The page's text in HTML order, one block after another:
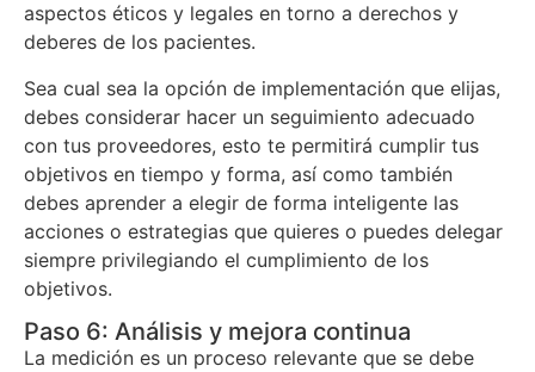
aspectos éticos y legales en torno a derechos y
deberes de los pacientes.
Sea cual sea la opción de implementación que elijas,
debes considerar hacer un seguimiento adecuado
con tus proveedores, esto te permitirá cumplir tus
objetivos en tiempo y forma, así como también
debes aprender a elegir de forma inteligente las
acciones o estrategias que quieres o puedes delegar
siempre privilegiando el cumplimiento de los
objetivos.
Paso 6: Análisis y mejora continua
La medición es un proceso relevante que se debe